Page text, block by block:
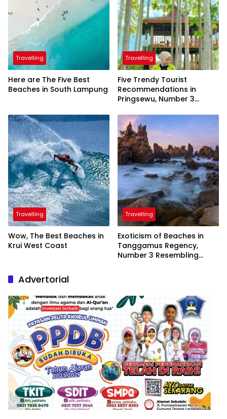
Travelling
Here are The Five Best
Beaches in South Lampung
Travelling
Five Trendy Tourist
Recommendations in
Pringsewu, Number 3
President
Travelling
Wow, The Best Beaches in
Krui West Coast
Travelling
Exoticism of Beaches in
Tanggamus Regency,
Number 3 Resembling
Advertorial